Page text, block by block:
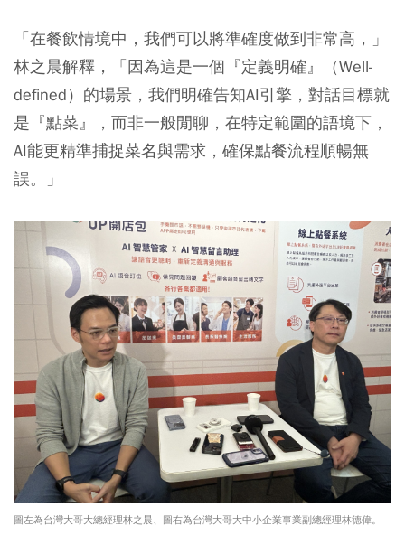
「在餐飲情境中，我們可以將準確度做到非常高，」
林之晨解釋，「因為這是一個『定義明確』（Well-
defined）的場景，我們明確告知AI引擎，對話目標就
是『點菜』，而非一般閒聊，在特定範圍的語境下，
AI能更精準捕捉菜名與需求，確保點餐流程順暢無
誤。」
圖左為台灣大哥大總經理林之晨、圖右為台灣大哥大中小企業事業副總經理林德偉。